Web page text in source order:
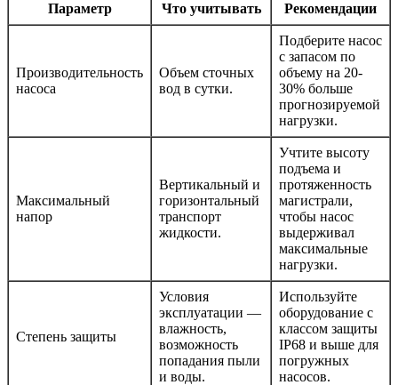
Параметр Что учитывать Рекомендации
Производительность
насоса
Объем сточных
вод в сутки.
Подберите насос
с запасом по
объему на 20-
30% больше
прогнозируемой
нагрузки.
Максимальный
напор
Вертикальный и
горизонтальный
транспорт
жидкости.
Учтите высоту
подъема и
протяженность
магистрали,
чтобы насос
выдерживал
максимальные
нагрузки.
Степень защиты
Условия
эксплуатации —
влажность,
возможность
попадания пыли
и воды.
Используйте
оборудование с
классом защиты
IP68 и выше для
погружных
насосов.